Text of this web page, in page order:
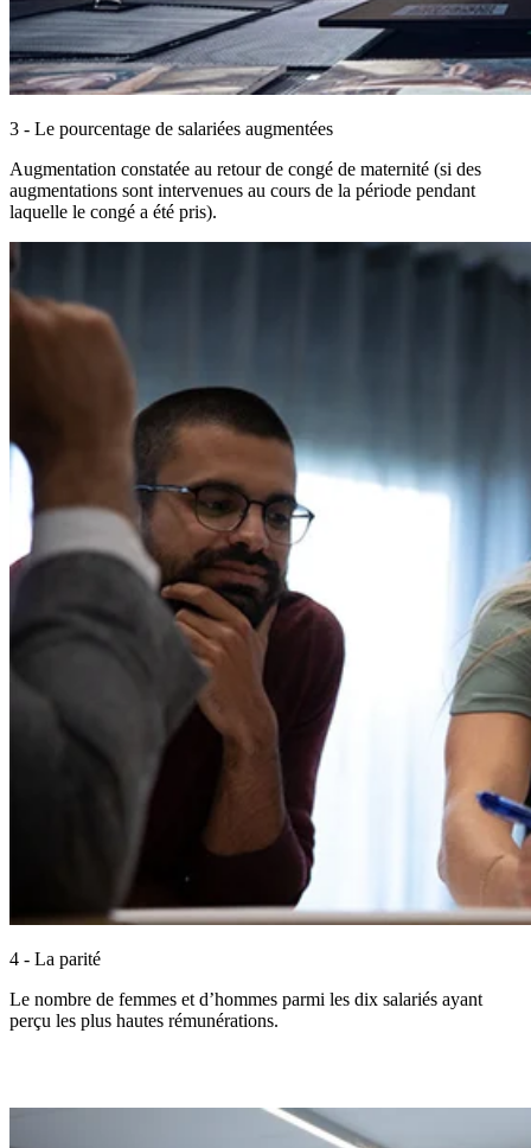
3 - Le pourcentage de salariées augmentées
Augmentation constatée au retour de congé de maternité (si des
augmentations sont intervenues au cours de la période pendant
laquelle le congé a été pris).
4 - La parité
Le nombre de femmes et d’hommes parmi les dix salariés ayant
perçu les plus hautes rémunérations.